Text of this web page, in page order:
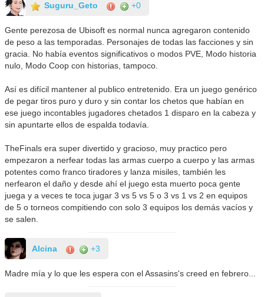
Suguru_Geto +0
Gente perezosa de Ubisoft es normal nunca agregaron contenido
de peso a las temporadas. Personajes de todas las facciones y sin
gracia. No había eventos significativos o modos PVE, Modo historia
nulo, Modo Coop con historias, tampoco.
Así es difícil mantener al publico entretenido. Era un juego genérico
de pegar tiros puro y duro y sin contar los chetos que habían en
ese juego incontables jugadores chetados 1 disparo en la cabeza y
sin apuntarte ellos de espalda todavía.
TheFinals era super divertido y gracioso, muy practico pero
empezaron a nerfear todas las armas cuerpo a cuerpo y las armas
potentes como franco tiradores y lanza misiles, también les
nerfearon el daño y desde ahí el juego esta muerto poca gente
juega y a veces te toca jugar 3 vs 5 vs 5 o 3 vs 1 vs 2 en equipos
de 5 o torneos compitiendo con solo 3 equipos los demás vacíos y
se salen.
Alcina +3
Madre mía y lo que les espera con el Assasins's creed en febrero...